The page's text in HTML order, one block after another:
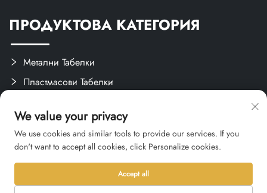
ПРОДУКТОВА КАТЕГОРИЯ
Метални Табелки
Пластмасови Табелки
Персонализирани Ръчни Делца
Авторско право © 2026 Hangzhou Qianxi Crafts CO., Ltd. Всички
We value your privacy
We use cookies and similar tools to provide our services. If you
don't want to accept all cookies, click Personalize cookies.
Accept all